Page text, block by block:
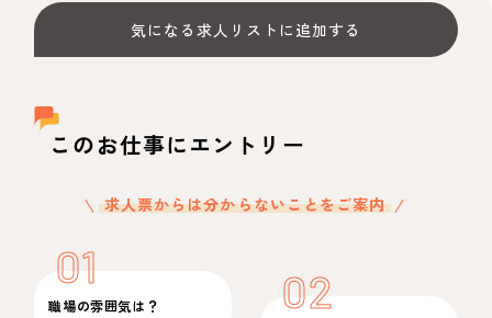
気になる求人リストに追加する
このお仕事にエントリー
求人票からは分からないことをご案内
01
職場の雰囲気は？ 02